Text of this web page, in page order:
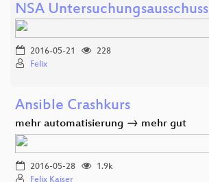
NSA Untersuchungsausschuss
2016-05-21
228
Felix
Ansible Crashkurs
mehr automatisierung → mehr gut
2016-05-28
1.9k
Felix Kaiser